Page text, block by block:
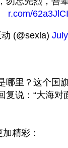
r.com/
(@sexla)
哪里？这个国
复说：“大海对
精彩：